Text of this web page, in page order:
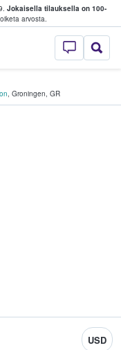
Jokaisella tilauksella on 100-
arvosta.
StubHub -
, Groningen, GR
USD